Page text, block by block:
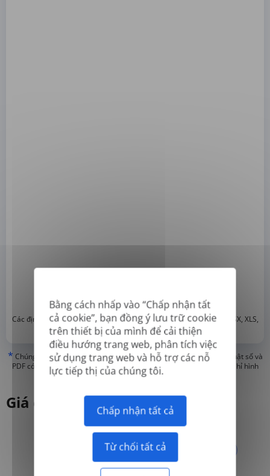
Bằng cách nhấp vào “Chấp nhận tất
cả cookie”, bạn đồng ý lưu trữ cookie
trên thiết bị của mình để cải thiện
điều hướng trang web, phân tích việc
sử dụng trang web và hỗ trợ các nỗ
lực tiếp thị của chúng tôi.
Chấp nhận tất cả
Từ chối tất cả
Các định dạng được hỗ trợ: DOC, DOCX, ODT, PDF*, CSV, PPTX, XLSX, XLS,
RTF, TXT
* Chúng tôi chỉ có thể dịch các tệp PDF 'Chân thật' hoặc tạo ra kỹ thuật số và
PDF có thể tìm kiếm, nhưng chúng tôi không thể dịch các tệp PDF 'Chỉ hình
ảnh' hoặc PDF đã quét.
Giá cả
Hàng tháng Hàng năm